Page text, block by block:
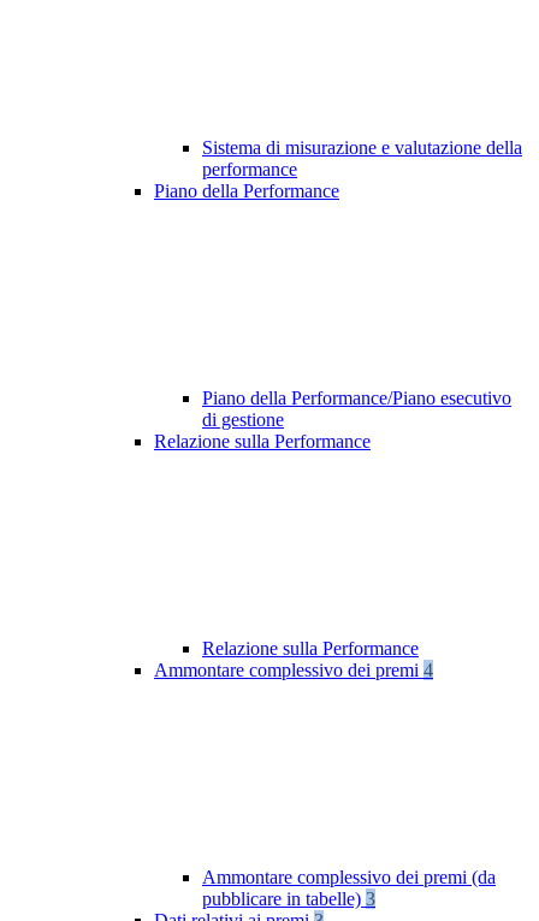
Sistema di misurazione e valutazione della
performance
Piano della Performance
Piano della Performance/Piano esecutivo
di gestione
Relazione sulla Performance
Relazione sulla Performance
Ammontare complessivo dei premi 4
Ammontare complessivo dei premi (da
pubblicare in tabelle) 3